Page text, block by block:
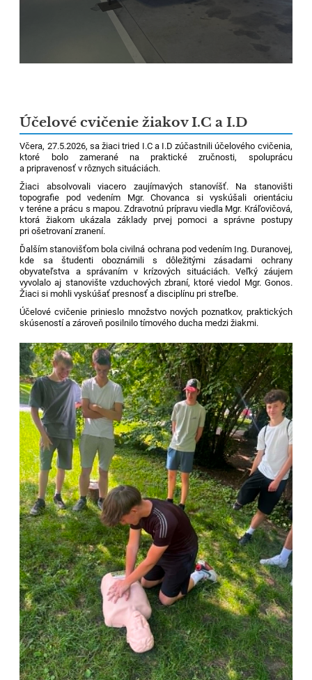
Účelové cvičenie žiakov I.C a I.D
Včera, 27.5.2026, sa žiaci tried I.C a I.D zúčastnili účelového cvičenia,
ktoré bolo zamerané na praktické zručnosti, spoluprácu
a pripravenosť v rôznych situáciách.
Žiaci absolvovali viacero zaujímavých stanovíšť. Na stanovišti
topografie pod vedením Mgr. Chovanca si vyskúšali orientáciu
v teréne a prácu s mapou. Zdravotnú prípravu viedla Mgr. Kráľovičová,
ktorá žiakom ukázala základy prvej pomoci a správne postupy
pri ošetrovaní zranení.
Ďalším stanovišťom bola civilná ochrana pod vedením Ing. Duranovej,
kde sa študenti oboznámili s dôležitými zásadami ochrany
obyvateľstva a správaním v krízových situáciách. Veľký záujem
vyvolalo aj stanovište vzduchových zbraní, ktoré viedol Mgr. Gonos.
Žiaci si mohli vyskúšať presnosť a disciplínu pri streľbe.
Účelové cvičenie prinieslo množstvo nových poznatkov, praktických
skúseností a zároveň posilnilo tímového ducha medzi žiakmi.